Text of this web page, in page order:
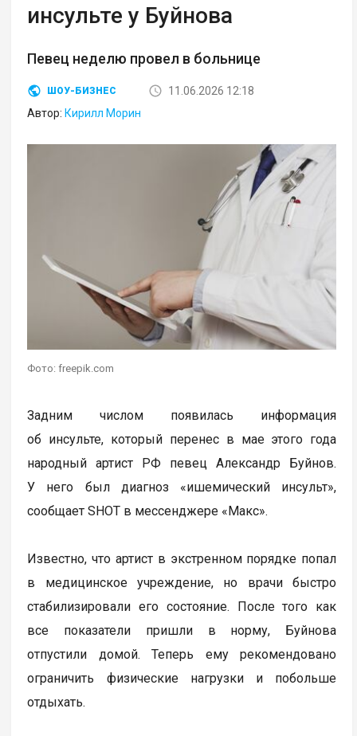
инсульте у Буйнова
Певец неделю провел в больнице
ШОУ-БИЗНЕС
11.06.2026 12:18
Автор: Кирилл Морин
Фото: freepik.com
Задним числом появилась информация
об инсульте, который перенес в мае этого года
народный артист РФ певец Александр Буйнов.
У него был диагноз «ишемический инсульт»,
сообщает SHOT в мессенджере «Макс».
Известно, что артист в экстренном порядке попал
в медицинское учреждение, но врачи быстро
стабилизировали его состояние. После того как
все показатели пришли в норму, Буйнова
отпустили домой. Теперь ему рекомендовано
ограничить физические нагрузки и побольше
отдыхать.